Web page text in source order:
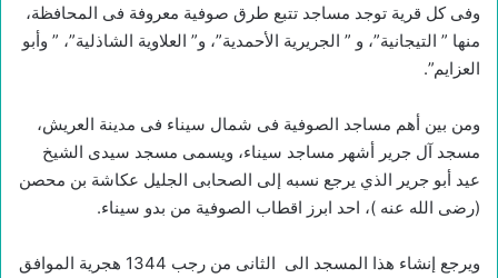
وفى كل قرية توجد مساجد تتبع طرق صوفية معروفة فى المحافظة،
منها ” التيجانية”، و ” الجريرية الأحمدية”، و” العلاوية الشاذلية”، ” وأبو
العزايم”.
ومن بين أهم مساجد الصوفية فى شمال سيناء فى مدينة العريش،
مسجد آل جرير أشهر مساجد سيناء، ويسمى مسجد سيدى الشيخ
عيد أبو جرير الذي يرجع نسبه إلى الصحابى الجليل عكاشة بن محصن
(رضى الله عنه )، احد ابرز اقطاب الصوفية من بدو سيناء.
ويرجع إنشاء هذا المسجد الى الثانى من رجب 1344 هجرية الموافق